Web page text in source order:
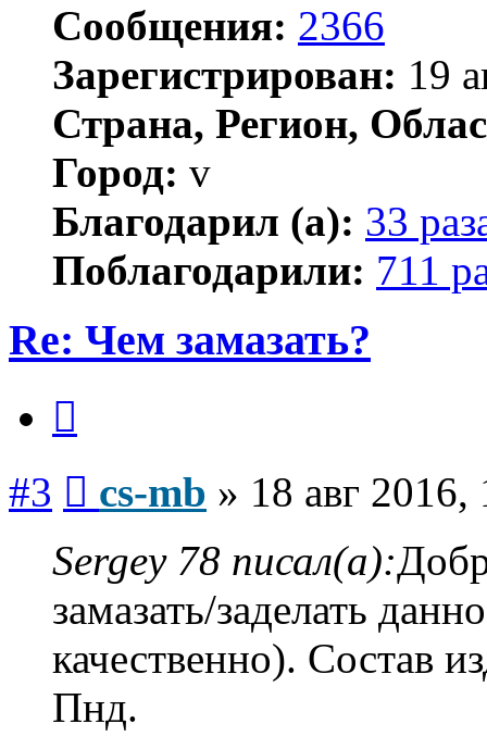
Сообщения: 2366
Зарегистрирован: 19
Страна, Регион,
Город: v
Благодарил (а): 33
Поблагодарили: 711
Re: Чем замазать?
#3 cs-mb » 18 авг 2016,
Sergey 78 писал(а):
замазать/заделать
качественно). Состав
Пнд.